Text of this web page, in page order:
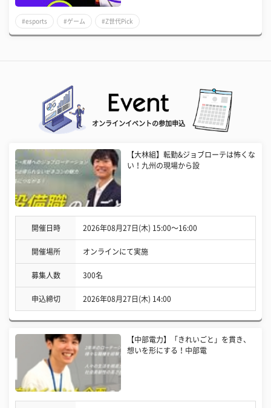
#esports #ゲーム #Z世代Pick
オンラインイベントの参加申込
【大林組】転勤&ジョブローテは怖くな
い！九州の現場から設
開催日時 2026年08月27日(木) 15:00〜16:00
開催場所 オンラインにて実施
募集人数 300名
申込締切 2026年08月27日(木) 14:00
【中部電力】「きれいごと」を貫き、
想いを形にする！中部電